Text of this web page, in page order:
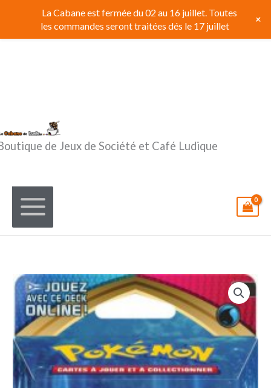
contenu
de Jeux de Société et Café Ludique
La Cabane est fermée du 02 au 16 juillet. Toutes
les commandes seront traitées dés le 17 juillet
+